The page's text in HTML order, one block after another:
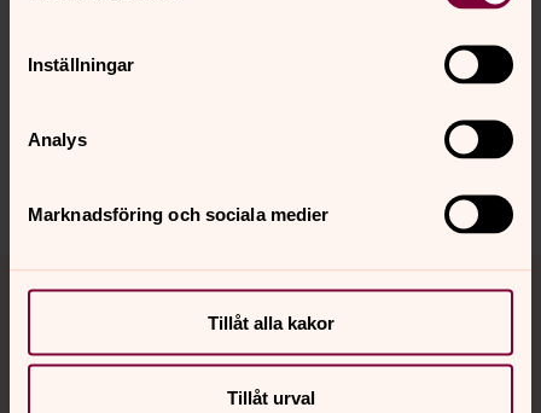
Inställningar
Analys
Marknadsföring och sociala medier
Tillåt alla kakor
Tillåt urval
Synpunkter eller frågor på sidans
sodermore.pastorat@svenskakyrkan.se
Tillbaka till toppen
Tillbaka till innehållet